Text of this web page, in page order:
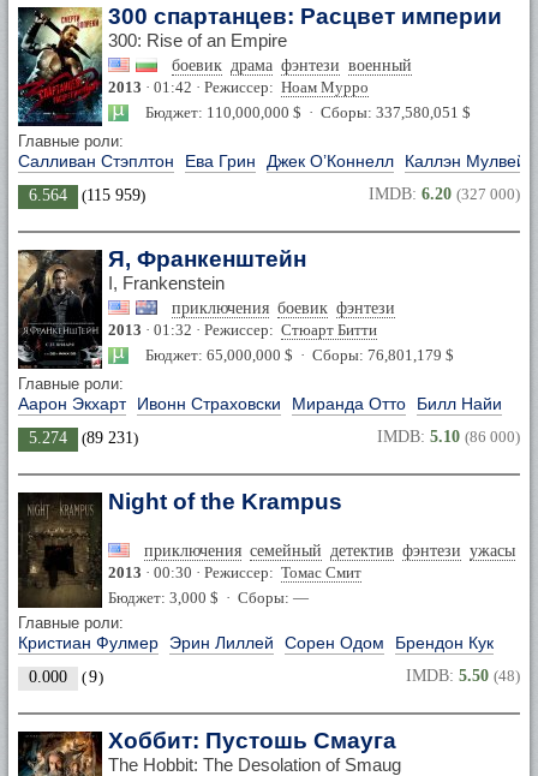
300 спартанцев: Расцвет империи
300: Rise of an Empire
боевик драма фэнтези военный
2013 · 01:42 · Режиссер: Ноам Мурро
Бюджет: 110,000,000 $ · Сборы: 337,580,051 $
Главные роли:
Салливан Стэплтон Ева Грин Джек О’Коннелл Каллэн Мулвей
6.564 (115 959) IMDB: 6.20 (327 000)
Я, Франкенштейн
I, Frankenstein
приключения боевик фэнтези
2013 · 01:32 · Режиссер: Стюарт Битти
Бюджет: 65,000,000 $ · Сборы: 76,801,179 $
Главные роли:
Аарон Экхарт Ивонн Страховски Миранда Отто Билл Найи
5.274 (89 231) IMDB: 5.10 (86 000)
Night of the Krampus
приключения семейный детектив фэнтези ужасы
2013 · 00:30 · Режиссер: Томас Смит
Бюджет: 3,000 $ · Сборы: —
Главные роли:
Кристиан Фулмер Эрин Лиллей Сорен Одом Брендон Кук
0.000 (9) IMDB: 5.50 (48)
Хоббит: Пустошь Смауга
The Hobbit: The Desolation of Smaug